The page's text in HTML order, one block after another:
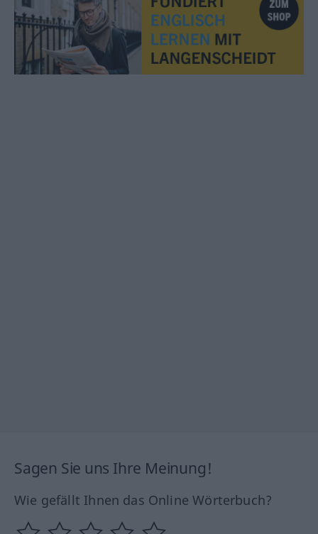
Sagen Sie uns Ihre Meinung!
Wie gefällt Ihnen das Online Wörterbuch?